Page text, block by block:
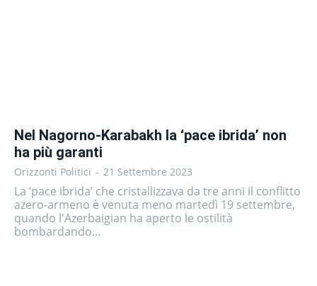
Nel Nagorno-Karabakh la ‘pace ibrida’ non
ha più garanti
Orizzonti Politici - 21 Settembre 2023
La ‘pace ibrida’ che cristallizzava da tre anni il conflitto
azero-armeno è venuta meno martedì 19 settembre,
quando l'Azerbaigian ha aperto le ostilità
bombardando...